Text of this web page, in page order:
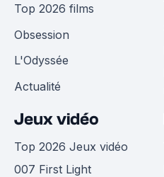
Top 2026 films
Obsession
L'Odyssée
Actualité
Jeux vidéo
Top 2026 Jeux vidéo
007 First Light